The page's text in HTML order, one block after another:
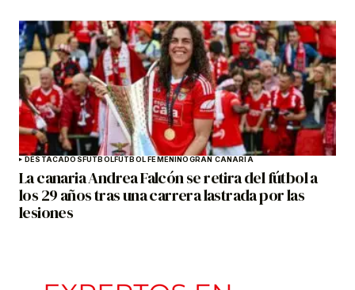
DESTACADOSFÚTBOLFÚTBOL FEMENINOGRAN CANARIA
La canaria Andrea Falcón se retira del fútbol a
los 29 años tras una carrera lastrada por las
lesiones